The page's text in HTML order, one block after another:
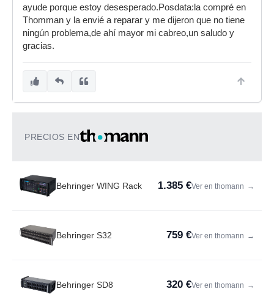
ayude porque estoy desesperado.Posdata:la compré en
Thomman y la envié a reparar y me dijeron que no tiene
ningún problema,de ahí mayor mi cabreo,un saludo y
gracias.
PRECIOS EN
Behringer WING Rack 1.385 €Ver en thomann →
Behringer S32 759 €Ver en thomann →
Behringer SD8 320 €Ver en thomann →